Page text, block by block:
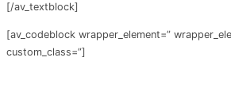
[/av_textblock]
[av_codeblock wrapper_element=”
custom_class=”]